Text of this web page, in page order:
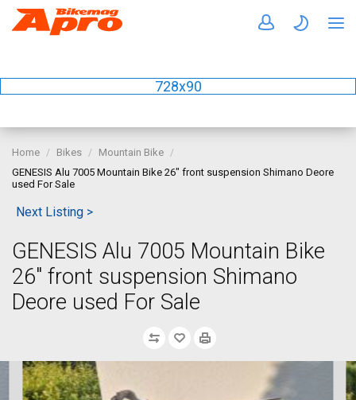
728x90
Home Bikes
Mountain Bike
GENESIS Alu 7005 Mountain Bike 26" front suspension Shimano Deore
used For Sale
Next Listing >
GENESIS Alu 7005 Mountain Bike
26" front suspension Shimano
Deore used For Sale